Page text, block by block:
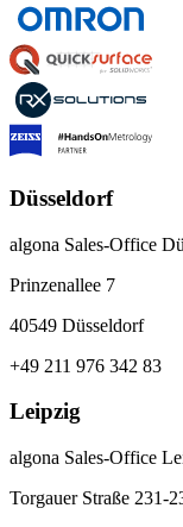
Düsseldorf
algona Sales-Office
Prinzenallee 7
40549 Düsseldorf
+49 211 976 342 83
Leipzig
algona Sales-Office
Torgauer Straße 231-